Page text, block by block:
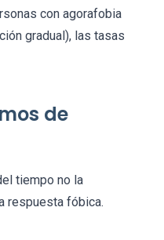
con agorafobia
gradual), las tasas
de
tiempo no la
respuesta fóbica.